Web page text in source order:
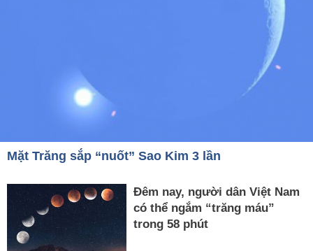
Mặt Trăng sắp “nuốt” Sao Kim 3 lần
Đêm nay, người dân Việt Nam
có thể ngắm “trăng máu”
trong 58 phút